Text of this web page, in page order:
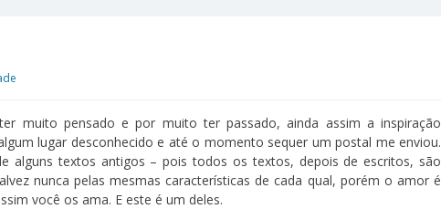
muito pensado e por muito ter passado, ainda assim a inspiração
lugar desconhecido e até o momento sequer um postal me enviou.
alguns textos antigos – pois todos os textos, depois de escritos, são
nunca pelas mesmas características de cada qual, porém o amor é
você os ama. E este é um deles.